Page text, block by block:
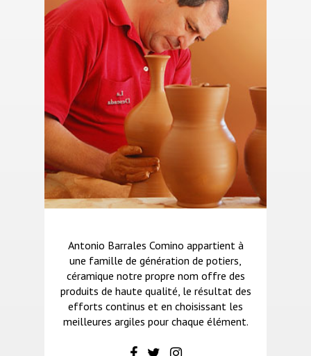
Antonio Barrales Comino appartient à
une famille de génération de potiers,
céramique notre propre nom offre des
produits de haute qualité, le résultat des
efforts continus et en choisissant les
meilleures argiles pour chaque élément.